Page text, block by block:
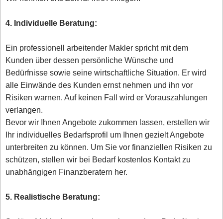
4. Individuelle Beratung:
Ein professionell arbeitender Makler spricht mit dem
Kunden über dessen persönliche Wünsche und
Bedürfnisse sowie seine wirtschaftliche Situation. Er wird
alle Einwände des Kunden ernst nehmen und ihn vor
Risiken warnen. Auf keinen Fall wird er Vorauszahlungen
verlangen.
Bevor wir Ihnen Angebote zukommen lassen, erstellen wir
Ihr individuelles Bedarfsprofil um Ihnen gezielt Angebote
unterbreiten zu können. Um Sie vor finanziellen Risiken zu
schützen, stellen wir bei Bedarf kostenlos Kontakt zu
unabhängigen Finanzberatern her.
5. Realistische Beratung: